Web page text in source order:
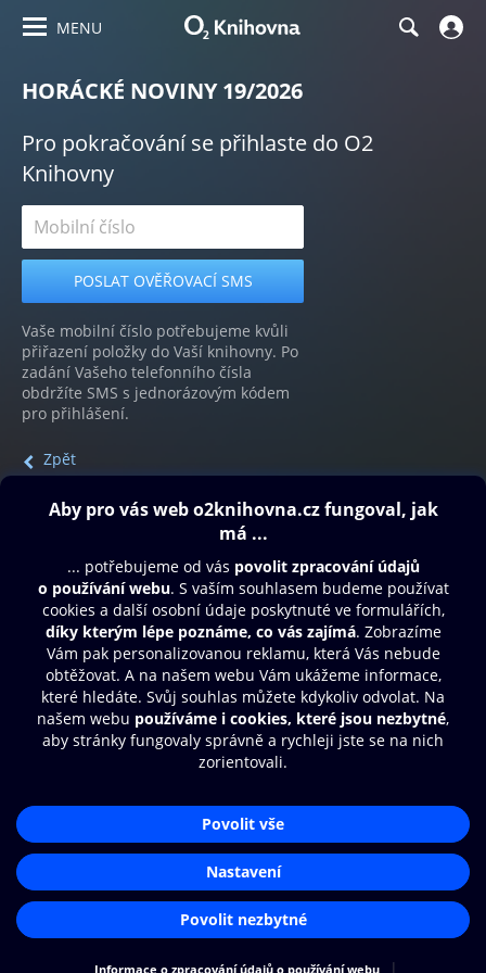
MENU
HORÁCKÉ NOVINY 19/2026
Pro pokračování se přihlaste do O2
Knihovny
Vaše mobilní číslo potřebujeme kvůli
přiřazení položky do Vaší knihovny. Po
zadání Vašeho telefonního čísla
obdržíte SMS s jednorázovým kódem
pro přihlášení.
Zpět
Obsah ke stažení
Moje O2 Knihovna
Další zábava
© O2 Czech Republic a.s.
Přístupnost
Zásady zpracování osobních údajů
Nastavení cookies
Aplikace O2 Knihovna
Čti a poslouchej své e-knihy a
audioknihy rychleji a pohodlněji.